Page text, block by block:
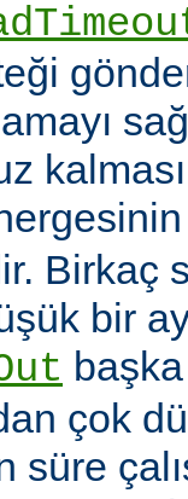
Birkaç
bir
çok
süre